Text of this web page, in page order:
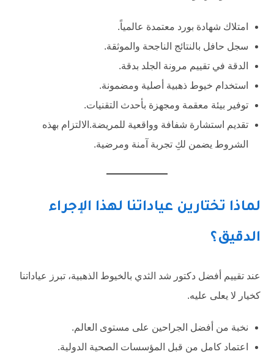
امتلاك شهادة بورد معتمدة عالمياً.
سجل حافل بالنتائج الناجحة والموثقة.
الدقة في تقييم مرونة الجلد بدقة.
استخدام خيوط ذهبية أصلية ومضمونة.
توفير بيئة معقمة ومجهزة بأحدث التقنيات.
تقديم استشارة شفافة وواقعية للمريضة.الالتزام بهذه
الشروط يضمن لكِ تجربة آمنة ومرضية.
لماذا تختارين عياداتنا لهذا الإجراء
الدقيق؟
عند تقييم أفضل دكتور شد الثدي بالخيوط الذهبية، تبرز عياداتنا
كخيار لا يعلى عليه.
نخبة من أفضل الجراحين على مستوى العالم.
اعتماد كامل من قبل المؤسسات الصحية الدولية.